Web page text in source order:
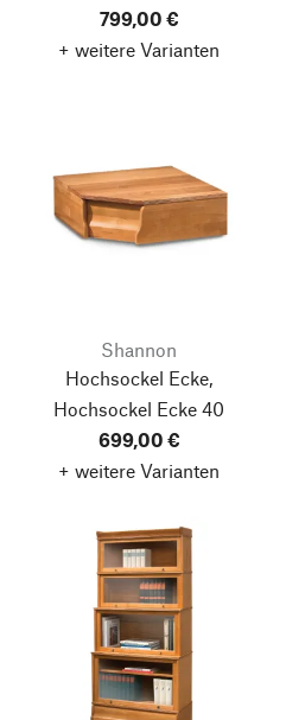
799,00 €
+ weitere Varianten
Shannon
Hochsockel Ecke,
Hochsockel Ecke 40
699,00 €
+ weitere Varianten